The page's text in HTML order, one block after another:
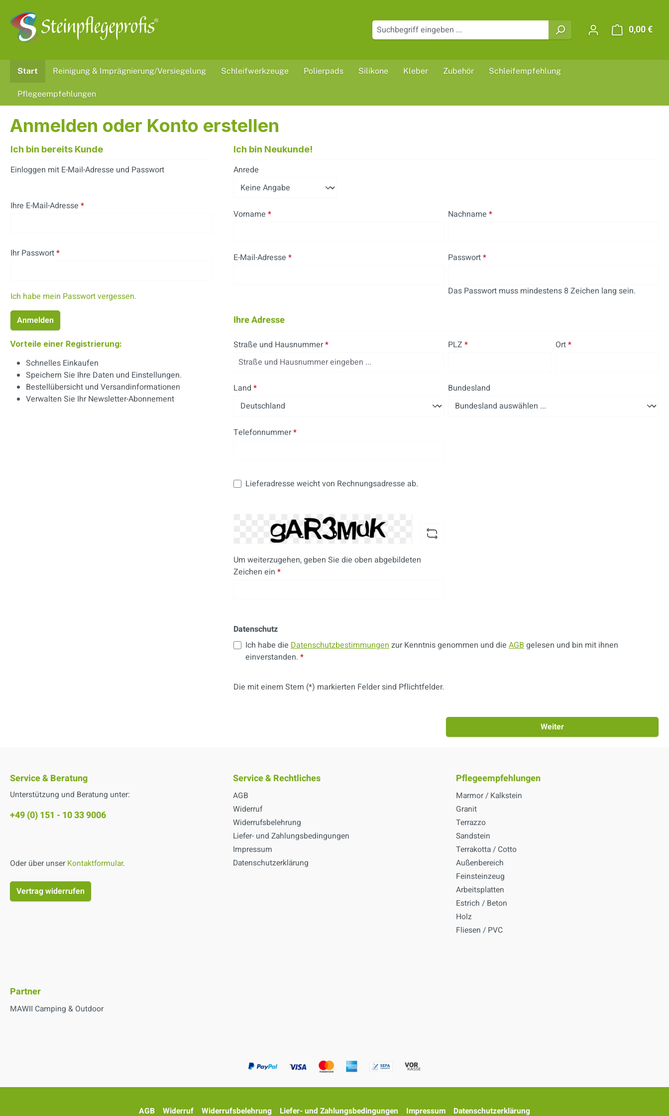
Hauptinhalt springen
Zur Suche springen
Zur Hauptnavigation springen
0,00 €
Start Reinigung & Imprägnierung/Versiegelung Schleifwerkzeuge Polierpads Silikone Kleber Zubehör Schleifempfehlung
Pflegeempfehlungen
Anmelden oder Konto erstellen
Ich bin bereits Kunde
Einloggen mit E-Mail-Adresse und Passwort
Ihre E-Mail-Adresse *
Ihr Passwort*
Ich habe mein Passwort vergessen.
Anmelden
Vorteile einer Registrierung:
Schnelles Einkaufen
Speichern Sie Ihre Daten und Einstellungen.
Bestellübersicht und Versandinformationen
Verwalten Sie Ihr Newsletter-Abonnement
Ich bin Neukunde!
Persönliche Informationen
Anrede
Vorname * Nachname *
E-Mail-Adresse * Passwort*
Das Passwort muss mindestens 8 Zeichen lang sein.
Ihre Adresse
Straße und Hausnummer* PLZ * Ort*
Land * Bundesland
Telefonnummer*
Lieferadresse weicht von Rechnungsadresse ab.
Um weiterzugehen, geben Sie die oben abgebildeten
Zeichen ein *
Datenschutz
Ich habe die Datenschutzbestimmungenzur Kenntnis genommen und die AGBgelesen und bin mit ihnen
einverstanden. *
Die mit einem Stern (*) markierten Felder sind Pflichtfelder.
Weiter
Service & Beratung
Unterstützung und Beratung unter:
+49 (0) 151 - 10 33 9006
Oder über unser Kontaktformular.
Vertrag widerrufen
Service & Rechtliches
AGB
Widerruf
Widerrufsbelehrung
Liefer- und Zahlungsbedingungen
Impressum
Datenschutzerklärung
Pflegeempfehlungen
Marmor / Kalkstein
Granit
Terrazzo
Sandstein
Terrakotta / Cotto
Außenbereich
Feinsteinzeug
Arbeitsplatten
Estrich / Beton
Holz
Fliesen / PVC
Partner
MAWII Camping & Outdoor
AGB Widerruf Widerrufsbelehrung Liefer- und Zahlungsbedingungen Impressum Datenschutzerklärung